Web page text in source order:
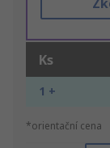
Ks
1 +
*orientační cena